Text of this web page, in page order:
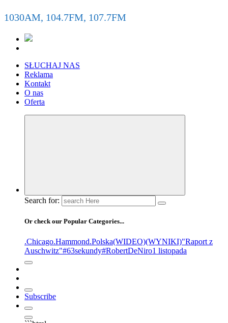
1030AM, 104.7FM, 107.7FM
SŁUCHAJ NAS
Reklama
Kontakt
O nas
Oferta
Search for:
Or check our Popular Categories...
.Chicago.Hammond.Polska(WIDEO)(WYNIKI)"Raport z
Auschwitz"#63sekundy#RobertDeNiro1 listopada
Subscribe